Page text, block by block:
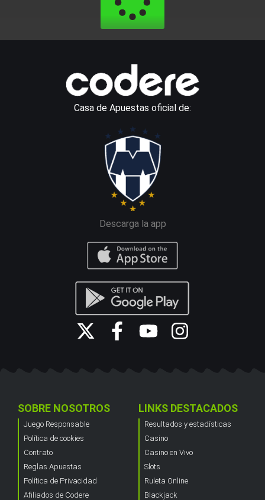
Casa de Apuestas oficial de:
Descarga la app
SOBRE NOSOTROS
Juego Responsable
Política de cookies
Contrato
Reglas Apuestas
Política de Privacidad
Afiliados de Codere
LINKS DESTACADOS
Resultados y estadísticas
Casino
Casino en Vivo
Slots
Ruleta Online
Blackjack